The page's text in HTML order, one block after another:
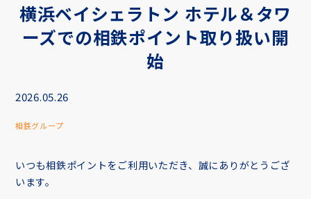
横浜ベイシェラトン ホテル＆タワ
ーズでの相鉄ポイント取り扱い開
始
2026.05.26
相鉄グループ
いつも相鉄ポイントをご利用いただき、誠にありがとうござ
います。